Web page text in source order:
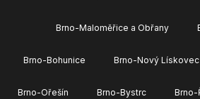
Brno-Maloměřice a Obřany
Brno-Bohunice Brno-Nový Lískovec
Brno-Ořešín Brno-Bystrc Brno-